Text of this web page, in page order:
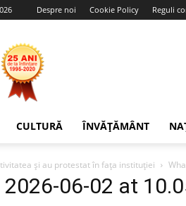
Despre noi Cookie Policy Reguli
CULTURĂ ÎNVĂȚĂMÂNT
și au protestat în fața instituției
06-02 at